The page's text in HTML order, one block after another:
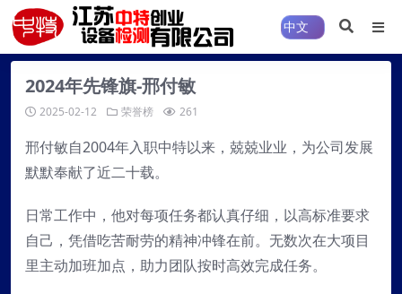
2024年先锋旗-邢付敏
2025-02-12 荣誉榜 261
邢付敏自2004年入职中特以来，兢兢业业，为公司发展
默默奉献了近二十载。
日常工作中，他对每项任务都认真仔细，以高标准要求
自己，凭借吃苦耐劳的精神冲锋在前。无数次在大项目
里主动加班加点，助力团队按时高效完成任务。